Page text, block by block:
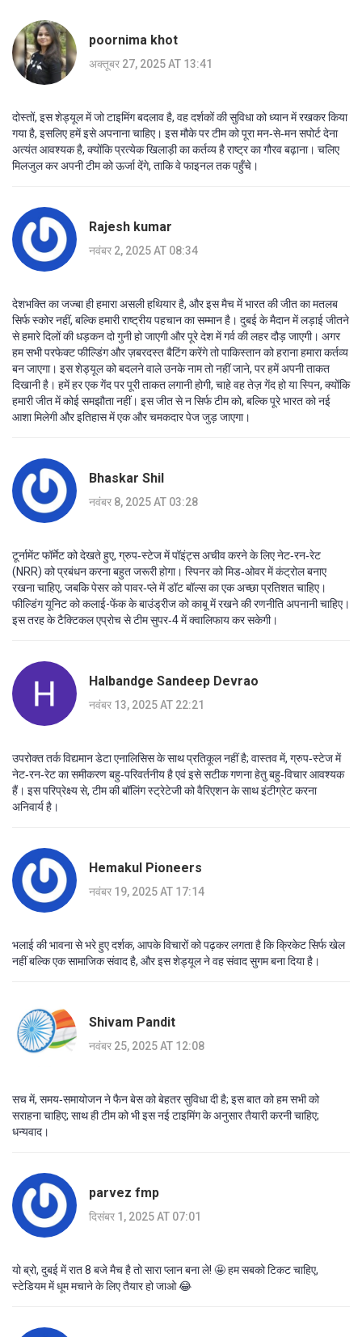
poornima khot
अक्तूबर 27, 2025 AT 13:41
दोस्तों, इस शेड्यूल में जो टाइमिंग बदलाव है, वह दर्शकों की सुविधा को ध्यान में रखकर किया
गया है, इसलिए हमें इसे अपनाना चाहिए। इस मौके पर टीम को पूरा मन‑से‑मन सपोर्ट देना
अत्यंत आवश्यक है, क्योंकि प्रत्येक खिलाड़ी का कर्तव्य है राष्ट्र का गौरव बढ़ाना। चलिए
मिलजुल कर अपनी टीम को ऊर्जा देंगे, ताकि वे फाइनल तक पहुँचे।
Rajesh kumar
नवंबर 2, 2025 AT 08:34
देशभक्ति का जज्बा ही हमारा असली हथियार है, और इस मैच में भारत की जीत का मतलब
सिर्फ स्कोर नहीं, बल्कि हमारी राष्ट्रीय पहचान का सम्मान है। दुबई के मैदान में लड़ाई जीतने
से हमारे दिलों की धड़कन दो गुनी हो जाएगी और पूरे देश में गर्व की लहर दौड़ जाएगी। अगर
हम सभी परफेक्ट फील्डिंग और ज़बरदस्त बैटिंग करेंगे तो पाकिस्तान को हराना हमारा कर्तव्य
बन जाएगा। इस शेड्यूल को बदलने वाले उनके नाम तो नहीं जाने, पर हमें अपनी ताकत
दिखानी है। हमें हर एक गेंद पर पूरी ताकत लगानी होगी, चाहे वह तेज़ गेंद हो या स्पिन, क्योंकि
हमारी जीत में कोई समझौता नहीं। इस जीत से न सिर्फ टीम को, बल्कि पूरे भारत को नई
आशा मिलेगी और इतिहास में एक और चमकदार पेज जुड़ जाएगा।
Bhaskar Shil
नवंबर 8, 2025 AT 03:28
टूर्नामेंट फॉर्मेट को देखते हुए, ग्रुप‑स्टेज में पॉइंट्स अचीव करने के लिए नेट‑रन‑रेट
(NRR) को प्रबंधन करना बहुत जरूरी होगा। स्पिनर को मिड‑ओवर में कंट्रोल बनाए
रखना चाहिए, जबकि पेसर को पावर‑प्ले में डॉट बॉल्स का एक अच्छा प्रतिशत चाहिए।
फील्डिंग यूनिट को कलाई-फेंक के बाउंड्रीज को काबू में रखने की रणनीति अपनानी चाहिए।
इस तरह के टैक्टिकल एप्रोच से टीम सुपर‑4 में क्वालिफाय कर सकेगी।
Halbandge Sandeep Devrao
नवंबर 13, 2025 AT 22:21
उपरोक्त तर्क विद्यमान डेटा एनालिसिस के साथ प्रतिकूल नहीं है; वास्तव में, ग्रुप‑स्टेज में
नेट‑रन‑रेट का समीकरण बहु‑परिवर्तनीय है एवं इसे सटीक गणना हेतु बहु‑विचार आवश्यक
हैं। इस परिप्रेक्ष्य से, टीम की बॉलिंग स्ट्रेटेजी को वैरिएशन के साथ इंटीग्रेट करना
अनिवार्य है।
Hemakul Pioneers
नवंबर 19, 2025 AT 17:14
भलाई की भावना से भरे हुए दर्शक, आपके विचारों को पढ़कर लगता है कि क्रिकेट सिर्फ खेल
नहीं बल्कि एक सामाजिक संवाद है, और इस शेड्यूल ने वह संवाद सुगम बना दिया है।
Shivam Pandit
नवंबर 25, 2025 AT 12:08
सच में, समय‑समायोजन ने फैन बेस को बेहतर सुविधा दी है; इस बात को हम सभी को
सराहना चाहिए; साथ ही टीम को भी इस नई टाइमिंग के अनुसार तैयारी करनी चाहिए;
धन्यवाद।
parvez fmp
दिसंबर 1, 2025 AT 07:01
यो ब्रो, दुबई में रात 8 बजे मैच है तो सारा प्लान बना ले! 🤩 हम सबको टिकट चाहिए,
स्टेडियम में धूम मचाने के लिए तैयार हो जाओ 😂